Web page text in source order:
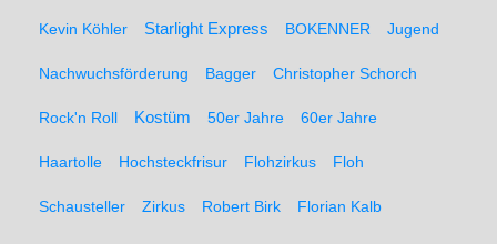
Kevin Köhler Starlight Express BOKENNER Jugend
Nachwuchsförderung Bagger Christopher Schorch
Rock'n Roll Kostüm 50er Jahre 60er Jahre
Haartolle Hochsteckfrisur Flohzirkus Floh
Schausteller Zirkus Robert Birk Florian Kalb